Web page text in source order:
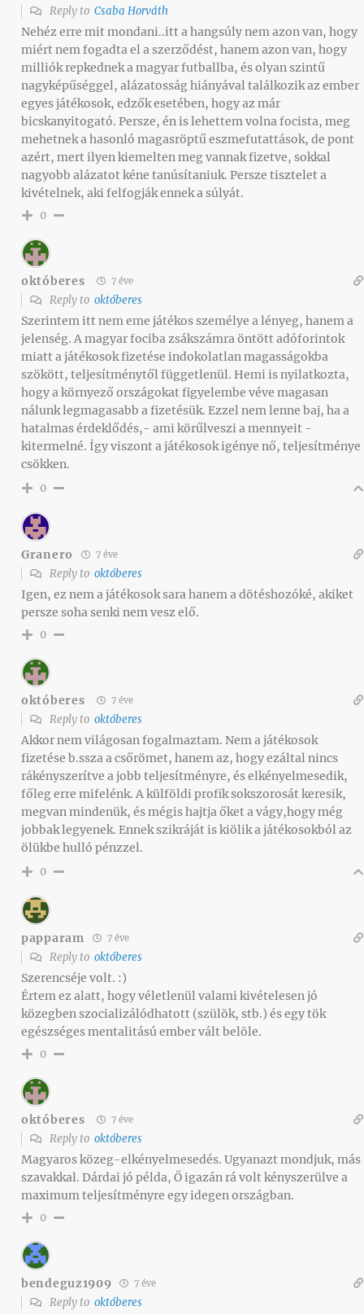
Reply to Csaba Horváth
Nehéz erre mit mondani..itt a hangsúly nem azon van, hogy
miért nem fogadta el a szerződést, hanem azon van, hogy
milliók repkednek a magyar futballba, és olyan szintű
nagyképűséggel, alázatosság hiányával találkozik az ember
egyes játékosok, edzők esetében, hogy az már
bicskanyitogató. Persze, én is lehettem volna focista, meg
mehetnek a hasonló magasröptű eszmefutattások, de pont
azért, mert ilyen kiemelten meg vannak fizetve, sokkal
nagyobb alázatot kéne tanúsítaniuk. Persze tisztelet a
kivételnek, aki felfogják ennek a súlyát.
0
októberes 7 éve
Reply to októberes
Szerintem itt nem eme játékos személye a lényeg, hanem a
jelenség. A magyar fociba zsákszámra öntött adóforintok
miatt a játékosok fizetése indokolatlan magasságokba
szökött, teljesítménytől függetlenül. Hemi is nyilatkozta,
hogy a környező országokat figyelembe véve magasan
nálunk legmagasabb a fizetésük. Ezzel nem lenne baj, ha a
hatalmas érdeklődés,- ami körűlveszi a mennyeit -
kitermelné. Így viszont a játékosok igénye nő, teljesítménye
csökken.
0
Granero 7 éve
Reply to októberes
Igen, ez nem a játékosok sara hanem a dötéshozóké, akiket
persze soha senki nem vesz elő.
0
októberes 7 éve
Reply to októberes
Akkor nem világosan fogalmaztam. Nem a játékosok
fizetése b.ssza a csőrömet, hanem az, hogy ezáltal nincs
rákényszerítve a jobb teljesítményre, és elkényelmesedik,
főleg erre mifelénk. A külföldi profik sokszorosát keresik,
megvan mindenük, és mégis hajtja őket a vágy,hogy még
jobbak legyenek. Ennek szikráját is kiölik a játékosokból az
ölükbe hulló pénzzel.
0
papparam 7 éve
Reply to októberes
Szerencséje volt. :)
Értem ez alatt, hogy véletlenül valami kivételesen jó
közegben szocializálódhatott (szülõk, stb.) és egy tök
egészséges mentalitású ember vált belõle.
0
októberes 7 éve
Reply to októberes
Magyaros közeg-elkényelmesedés. Ugyanazt mondjuk, más
szavakkal. Dárdai jó példa, Ő igazán rá volt kényszerülve a
maximum teljesítményre egy idegen országban.
0
bendeguz1909 7 éve
Reply to októberes